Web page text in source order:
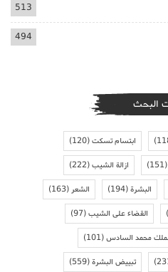
513
494
البحث
ابتسام تسكت(120)
(151) ازالة الشيب(222)
البشرة(194) الشعر(163)
القضاء على الشيب(97)
محمد السادس(101)
تبييض البشرة(559)